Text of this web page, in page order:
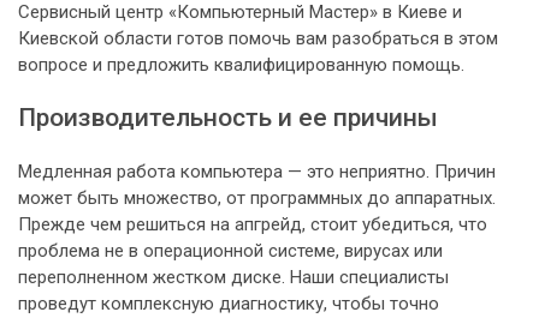
Сервисный центр «Компьютерный Мастер» в Киеве и
Киевской области готов помочь вам разобраться в этом
вопросе и предложить квалифицированную помощь.
Производительность и ее причины
Медленная работа компьютера — это неприятно. Причин
может быть множество, от программных до аппаратных.
Прежде чем решиться на апгрейд, стоит убедиться, что
проблема не в операционной системе, вирусах или
переполненном жестком диске. Наши специалисты
проведут комплексную диагностику, чтобы точно